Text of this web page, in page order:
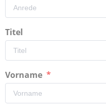
Titel
Vorname